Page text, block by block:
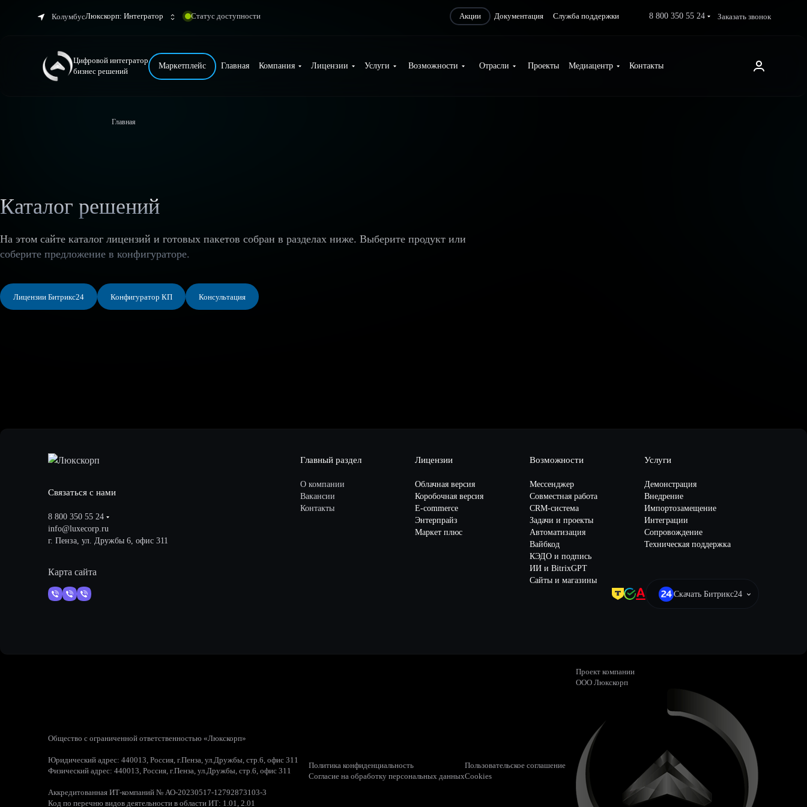
КолумбусЛюкскорп: Интегратор Статус доступности Акции Документация Служба поддержки 8 800 350 55 24 Заказать звонок
Цифровой интегратор
бизнес решений
Маркетплейс Главная Компания Лицензии Услуги Возможности Отрасли Проекты Медиацентр Контакты
Главная
Каталог решений
На этом сайте каталог лицензий и готовых пакетов собран в разделах ниже. Выберите продукт или
соберите предложение в конфигураторе.
Лицензии Битрикс24 Конфигуратор КП Консультация
Связаться с нами
8 800 350 55 24
info@luxecorp.ru
г. Пенза, ул. Дружбы 6, офис 311
Карта сайта
Главный раздел
О компании
Вакансии
Контакты
Лицензии
Облачная версия
Коробочная версия
E-commerce
Энтерпрайз
Маркет плюс
Возможности
Мессенджер
Совместная работа
CRM-система
Задачи и проекты
Автоматизация
Вайбкод
КЭДО и подпись
ИИ и BitrixGPT
Сайты и магазины
Услуги
Демонстрация
Внедрение
Импортозамещение
Интеграции
Сопровождение
Техническая поддержка
Скачать Битрикс24
Общество с ограниченной ответственностью «Люкскорп»
Юридический адрес: 440013, Россия, г.Пенза, ул.Дружбы, стр.6, офис 311
Физический адрес: 440013, Россия, г.Пенза, ул.Дружбы, стр.6, офис 311
Аккредитованная ИТ-компаний № АО-20230517-12792873103-3
Код по перечню видов деятельности в области ИТ: 1.01, 2.01
Политика конфиденциальность
Согласие на обработку персональных данных
Пользовательское соглашение
Cookies
Проект компании
ООО Люкскорп